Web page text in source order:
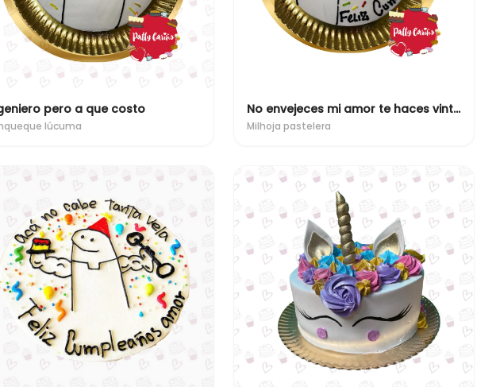
pero a que costo
lúcuma
No envejeces mi amor te haces vintage
Milhoja pastelera